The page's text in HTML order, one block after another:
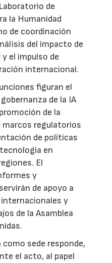
de
la Humanidad
de coordinación
del impacto de
el impulso de
internacional.
figuran el
de la IA
de la
regulatorios
de políticas
en
El
y
de apoyo a
y
de la Asamblea
como sede responde,
el acto, al papel